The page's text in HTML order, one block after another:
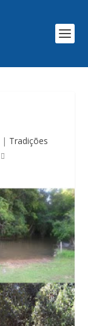
| Tradições